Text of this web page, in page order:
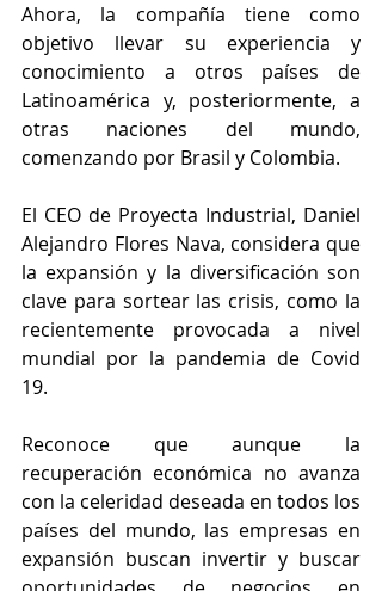
Ahora, la compañía tiene como
objetivo llevar su experiencia y
conocimiento a otros países de
Latinoamérica y, posteriormente, a
otras naciones del mundo,
comenzando por Brasil y Colombia.
El CEO de Proyecta Industrial, Daniel
Alejandro Flores Nava, considera que
la expansión y la diversificación son
clave para sortear las crisis, como la
recientemente provocada a nivel
mundial por la pandemia de Covid
19.
Reconoce que aunque la
recuperación económica no avanza
con la celeridad deseada en todos los
países del mundo, las empresas en
expansión buscan invertir y buscar